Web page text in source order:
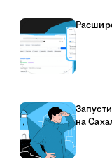
на